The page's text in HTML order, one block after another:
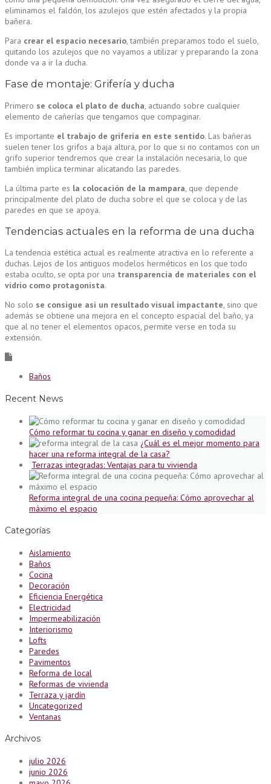
eliminamos el faldón, los azulejos que estén afectados y la propia
bañera.
Para crear el espacio necesario, también preparamos todo el suelo,
quitando los azulejos que no vayamos a utilizar y preparando la zona
donde va a ir la ducha.
Fase de montaje: Grifería y ducha
Primero se coloca el plato de ducha , actuando sobre cualquier
elemento de cañerías que tengamos que compaginar.
Es importante el trabajo de grifería en este sentido. Las bañeras
suelen tener los grifos a baja altura, por lo que si no contamos con un
grifo superior tendremos que crear la instalación necesaria, lo que
también implica terminar alicatando las paredes.
La última parte es la colocación de la mampara , que depende
principalmente del plato de ducha sobre el que se coloca y de las
paredes en que se apoya.
Tendencias actuales en la reforma de una ducha
La tendencia estética actual es realmente atractiva en lo referente a
duchas. Lejos de los antiguos modelos herméticos en los que todo
estaba oculto, se opta por una transparencia de materiales con el
vidrio como protagonista.
No solo se consigue así un resultado visual impactante, sino que
además se obtiene una mejora en el concepto espacial del baño, ya
que al no tener el elementos opacos, permite verse en toda su
extensión.
Baños
Recent News
Cómo reformar tu cocina y ganar en diseño y comodidad
¿Cuál es el mejor momento para
hacer una reforma integral de la casa?
Terrazas integradas: Ventajas para tu vivienda
Reforma integral de una cocina pequeña: Cómo aprovechar al
máximo el espacio
Categorías
Aislamiento
Baños
Cocina
Decoración
Eficiencia Energética
Electricidad
Impermeabilización
Interiorismo
Lofts
Paredes
Pavimentos
Reforma de local
Reformas de vivienda
Terraza y jardín
Uncategorized
Ventanas
Archivos
julio 2026
junio 2026